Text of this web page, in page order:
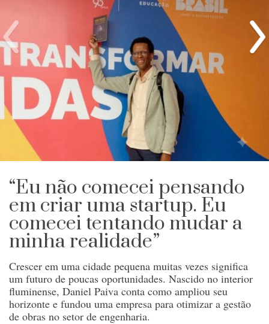
“Eu não comecei pensando
em criar uma startup. Eu
comecei tentando mudar a
minha realidade”
Crescer em uma cidade pequena muitas vezes significa
um futuro de poucas oportunidades. Nascido no interior
fluminense, Daniel Paiva conta como ampliou seu
horizonte e fundou uma empresa para otimizar a gestão
de obras no setor de engenharia.